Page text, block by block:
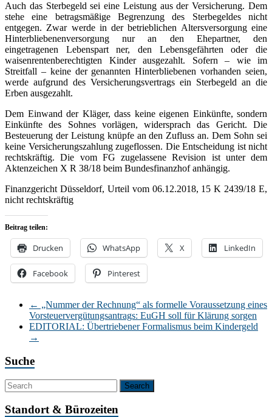
Auch das Sterbegeld sei eine Leistung aus der Versicherung. Dem
stehe eine betragsmäßige Begrenzung des Sterbegeldes nicht
entgegen. Zwar werde in der betrieblichen Altersversorgung eine
Hinterbliebenenversorgung nur an den Ehepartner, den
eingetragenen Lebenspart ner, den Lebensgefährten oder die
waisenrentenberechtigten Kinder ausgezahlt. Sofern – wie im
Streitfall – keine der genannten Hinterbliebenen vorhanden seien,
werde aufgrund des Versicherungsvertrags ein Sterbegeld an die
Erben ausgezahlt.
Dem Einwand der Kläger, dass keine eigenen Einkünfte, sondern
Einkünfte des Sohnes vorlägen, widersprach das Gericht. Die
Besteuerung der Leistung knüpfe an den Zufluss an. Dem Sohn sei
keine Versicherungszahlung zugeflossen. Die Entscheidung ist nicht
rechtskräftig. Die vom FG zugelassene Revision ist unter dem
Aktenzeichen X R 38/18 beim Bundesfinanzhof anhängig.
Finanzgericht Düsseldorf, Urteil vom 06.12.2018, 15 K 2439/18 E,
nicht rechtskräftig
Beitrag teilen:
Drucken WhatsApp X LinkedIn
Facebook Pinterest
← „Nummer der Rechnung“ als formelle Voraussetzung eines
Vorsteuervergütungsantrags: EuGH soll für Klärung sorgen
EDITORIAL: Übertriebener Formalismus beim Kindergeld
→
Suche
Standort & Bürozeiten